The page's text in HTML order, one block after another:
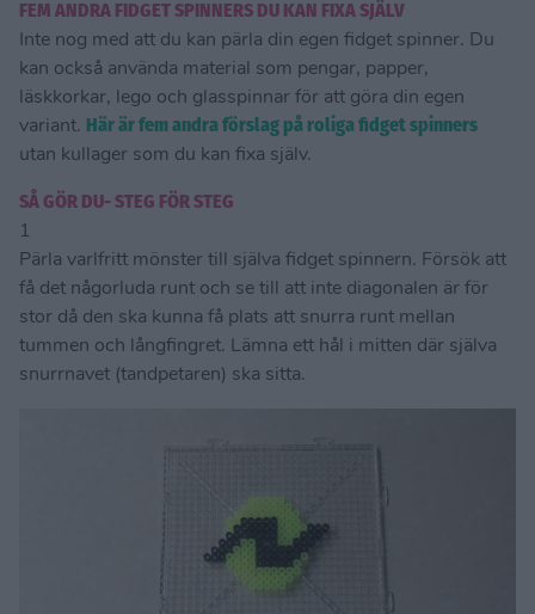
FEM ANDRA FIDGET SPINNERS DU KAN FIXA SJÄLV
Inte nog med att du kan pärla din egen fidget spinner. Du
kan också använda material som pengar, papper,
läskkorkar, lego och glasspinnar för att göra din egen
variant. Här är fem andra förslag på roliga fidget spinners
utan kullager som du kan fixa själv.
SÅ GÖR DU- STEG FÖR STEG
1
Pärla varlfritt mönster till själva fidget spinnern. Försök att
få det någorluda runt och se till att inte diagonalen är för
stor då den ska kunna få plats att snurra runt mellan
tummen och långfingret. Lämna ett hål i mitten där själva
snurrnavet (tandpetaren) ska sitta.